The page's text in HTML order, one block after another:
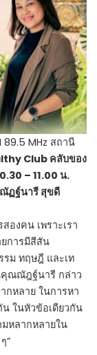
89.5 MHz สถานี
Club คลับของ
– 11.00 น.
ณัฏฐ์นารี สุขดี
องคน เพราะเรา
การมีสีสัน
รม ทฤษฎี และเท
ณณัฎฐ์นารี กล่าว
กหลาย ในการหา
ในหัวข้อเดียวกัน
หลากหลายใน
”